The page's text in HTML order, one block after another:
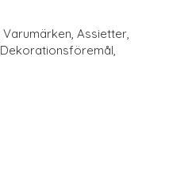
Varumärken, Assietter,
Dekorationsföremål,